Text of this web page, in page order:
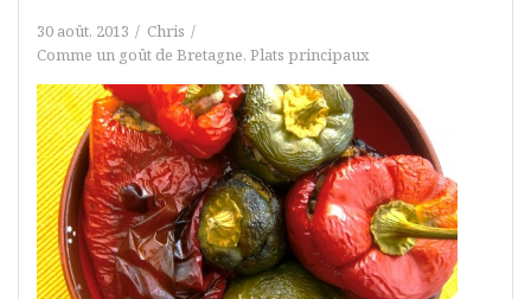
30 août, 2013
Chris
Comme un goût de Bretagne, Plats principaux